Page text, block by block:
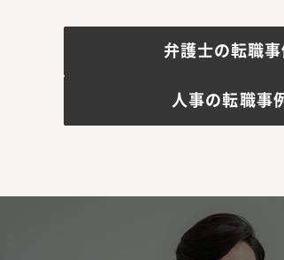
弁護士の転職事
人事の転職事